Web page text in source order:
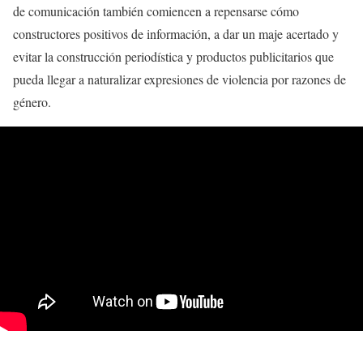
de comunicación también comiencen a repensarse cómo
constructores positivos de información, a dar un maje acertado y
evitar la construcción periodística y productos publicitarios que
pueda llegar a naturalizar expresiones de violencia por razones de
género.